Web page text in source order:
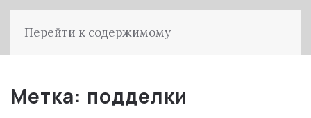
Перейти к содержимому
Метка: подделки